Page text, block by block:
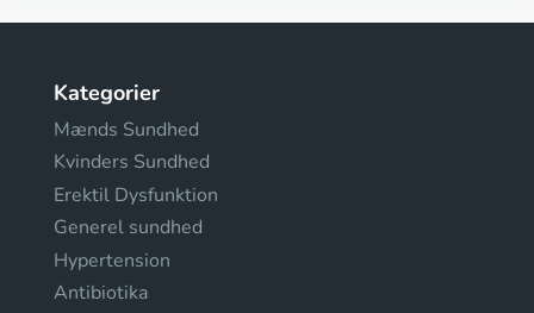
Kategorier
Mænds Sundhed
Kvinders Sundhed
Erektil Dysfunktion
Generel sundhed
Hypertension
Antibiotika